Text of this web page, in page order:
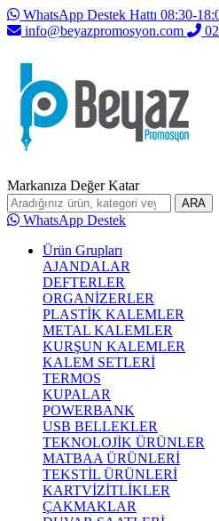
WhatsApp Destek Hattı 08:30-
info@beyazpromosyon.com
Markanıza Değer Katar
ARA
WhatsApp Destek
Ürün Grupları
AJANDALAR
DEFTERLER
ORGANİZERLER
PLASTİK KALEMLER
METAL KALEMLER
KURŞUN KALEMLER
KALEM SETLERİ
TERMOS
KUPALAR
POWERBANK
USB BELLEKLER
TEKNOLOJİK ÜRÜNLER
MATBAA ÜRÜNLERİ
TEKSTİL ÜRÜNLERİ
KARTVİZİTLİKLER
ÇAKMAKLAR